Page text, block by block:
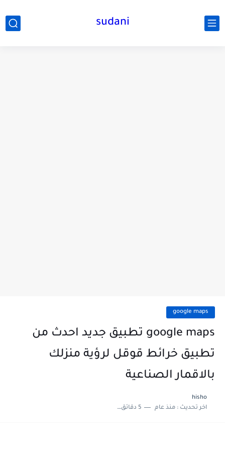
sudani
google maps
google maps تطبيق جديد احدث من
تطبيق خرائط قوقل لرؤية منزلك
بالاقمار الصناعية
hisho
اخر تحديث :منذ عام 5 دقائق للقراءة